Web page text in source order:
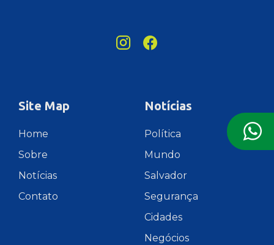
Site Map
Home
Sobre
Notícias
Contato
Notícias
Política
Mundo
Salvador
Segurança
Cidades
Negócios